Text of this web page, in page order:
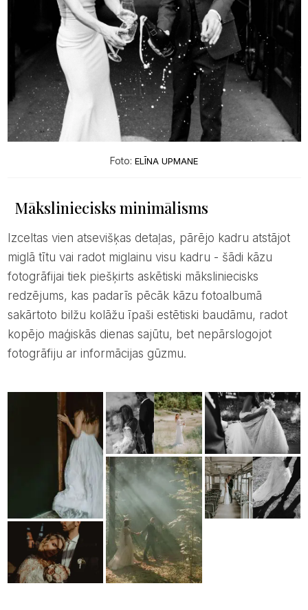
Foto: ELĪNA UPMANE
Māksliniecisks minimālisms
miglā tītu vai radot miglainu visu kadru - šādi kāzu
fotogrāfijai tiek piešķirts askētiski māksliniecisks
redzējums, kas padarīs pēcāk kāzu fotoalbumā
sakārtoto bilžu kolāžu īpaši estētiski baudāmu, radot
kopējo maģiskās dienas sajūtu, bet nepārslogojot
fotogrāfiju ar informācijas gūzmu.